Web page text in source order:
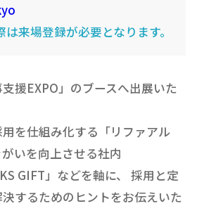
来場登録が必要となります。
援EXPO」のブースへ出展いた
を仕組み化する「リファアル
いを向上させる社内
GIFT」などを軸に、 採用と定
するためのヒントをお伝えいた